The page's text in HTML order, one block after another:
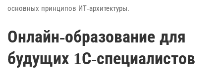
основных принципов ИТ-архитектуры.
Онлайн-образование для
будущих 1С-специалистов